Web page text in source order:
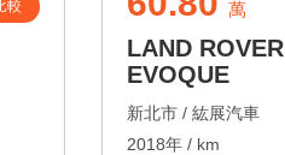
較 萬
LAND ROVER
EVOQUE
新北市 / 紘展汽車
2018年 / km